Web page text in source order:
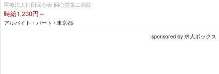
医療法人社団回心会 回心堂第二病院
時給1,230円～
アルバイト・パート / 東京都
sponsored by 求人ボックス